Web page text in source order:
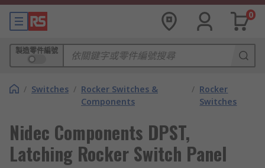
0
製造零件編號
/ Switches / Rocker Switches &
Components
/ Rocker
Switches
Nidec Components DPST,
Latching Rocker Switch Panel